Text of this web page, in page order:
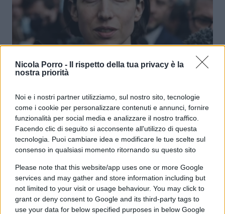
Nicola Porro -
Il rispetto della tua privacy è la
nostra priorità
Noi e i nostri partner utilizziamo, sul nostro sito, tecnologie
come i cookie per personalizzare contenuti e annunci, fornire
funzionalità per social media e analizzare il nostro traffico.
Facendo clic di seguito si acconsente all'utilizzo di questa
tecnologia. Puoi cambiare idea e modificare le tue scelte sul
consenso in qualsiasi momento ritornando su questo sito
Please note that this website/app uses one or more Google
services and may gather and store information including but
not limited to your visit or usage behaviour. You may click to
grant or deny consent to Google and its third-party tags to
use your data for below specified purposes in below Google
Bonus giovani: Schlein prepara un
altro flop miliardario
diEnrico Foscarini
6 Giugno 2026, 15:00
4.1k